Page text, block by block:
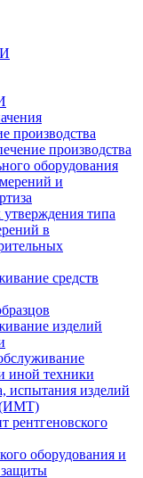
производства
производства
оборудования
и
типа
в
средств
изделий
иной техники
испытания изделий
(ИМТ)
рентгеновского
оборудования и
защиты